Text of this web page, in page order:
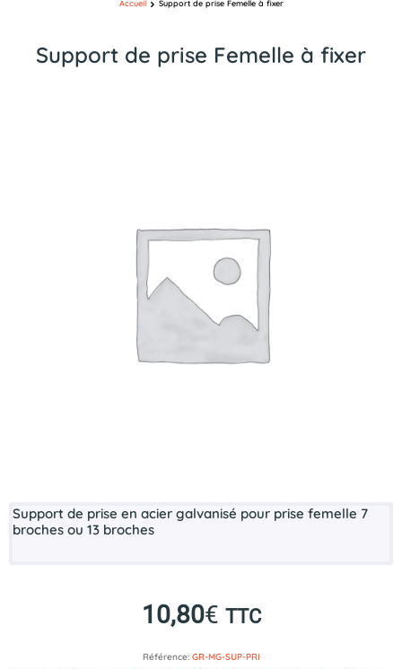
Support de prise Femelle à fixer
Accueil Support de prise Femelle à fixer
Support de prise en acier galvanisé pour prise femelle 7
broches ou 13 broches
10,80€ TTC
Référence: GR-MG-SUP-PRI